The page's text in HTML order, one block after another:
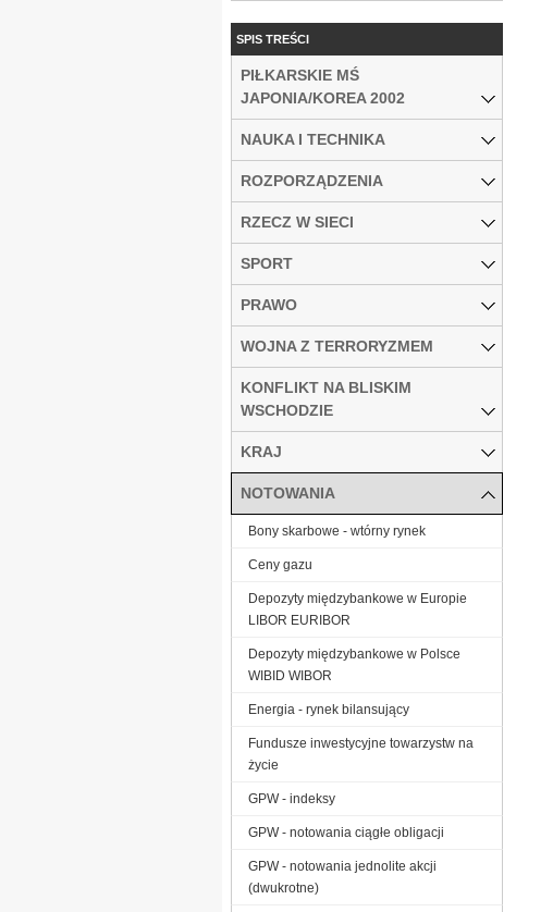
SPIS TREŚCI
PIŁKARSKIE MŚ
JAPONIA/KOREA 2002
NAUKA I TECHNIKA
ROZPORZĄDZENIA
RZECZ W SIECI
SPORT
PRAWO
WOJNA Z TERRORYZMEM
KONFLIKT NA BLISKIM
WSCHODZIE
KRAJ
NOTOWANIA
Bony skarbowe - wtórny rynek
Ceny gazu
Depozyty międzybankowe w Europie
LIBOR EURIBOR
Depozyty międzybankowe w Polsce
WIBID WIBOR
Energia - rynek bilansujący
Fundusze inwestycyjne towarzystw na
życie
GPW - indeksy
GPW - notowania ciągłe obligacji
GPW - notowania jednolite akcji
(dwukrotne)